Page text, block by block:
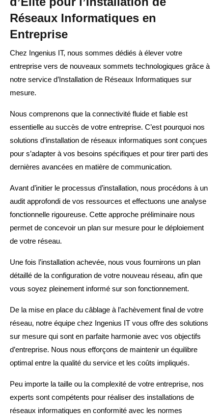
Réseaux Informatiques en
Entreprise
Chez Ingenius IT, nous sommes dédiés à élever votre
entreprise vers de nouveaux sommets technologiques grâce à
notre service d’Installation de Réseaux Informatiques sur
mesure.
Nous comprenons que la connectivité fluide et fiable est
essentielle au succès de votre entreprise. C’est pourquoi nos
solutions d’installation de réseaux informatiques sont conçues
pour s’adapter à vos besoins spécifiques et pour tirer parti des
dernières avancées en matière de communication.
Avant d’initier le processus d’installation, nous procédons à un
audit approfondi de vos ressources et effectuons une analyse
fonctionnelle rigoureuse. Cette approche préliminaire nous
permet de concevoir un plan sur mesure pour le déploiement
de votre réseau.
Une fois l’installation achevée, nous vous fournirons un plan
détaillé de la configuration de votre nouveau réseau, afin que
vous soyez pleinement informé sur son fonctionnement.
De la mise en place du câblage à l’achèvement final de votre
réseau, notre équipe chez Ingenius IT vous offre des solutions
sur mesure qui sont en parfaite harmonie avec vos objectifs
d’entreprise. Nous nous efforçons de maintenir un équilibre
optimal entre la qualité du service et les coûts impliqués.
Peu importe la taille ou la complexité de votre entreprise, nos
experts sont compétents pour réaliser des installations de
réseaux informatiques en conformité avec les normes